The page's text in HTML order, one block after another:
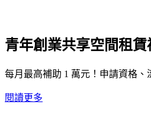
青年創業共享空間租
每月最高補助 1 萬元！申請資格、
閱讀更多